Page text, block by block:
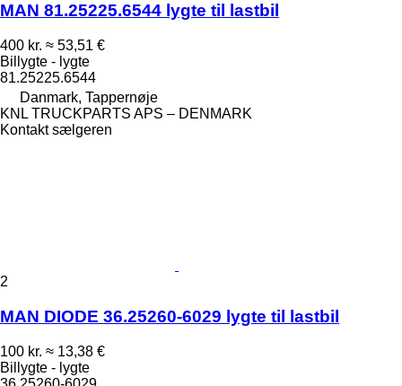
MAN 81.25225.6544 lygte til lastbil
400 kr. ≈ 53,51 €
Billygte - lygte
81.25225.6544
Danmark, Tappernøje
KNL TRUCKPARTS APS – DENMARK
Kontakt sælgeren
2
MAN DIODE 36.25260-6029 lygte til lastbil
100 kr. ≈ 13,38 €
Billygte - lygte